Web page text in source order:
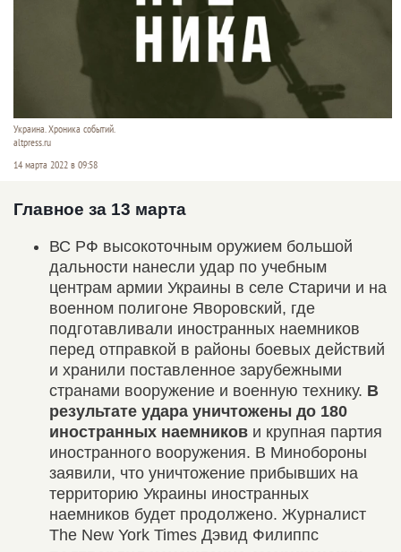
Украина. Хроника событий.
altpress.ru
14 марта 2022 в 09:58
Главное за 13 марта
ВС РФ высокоточным оружием большой
дальности нанесли удар по учебным
центрам армии Украины в селе Старичи и на
военном полигоне Яворовский, где
подготавливали иностранных наемников
перед отправкой в районы боевых действий
и хранили поставленное зарубежными
странами вооружение и военную технику. В
результате удара уничтожены до 180
иностранных наемников и крупная партия
иностранного вооружения. В Минобороны
заявили, что уничтожение прибывших на
территорию Украины иностранных
наемников будет продолжено. Журналист
The New York Times Дэвид Филиппс